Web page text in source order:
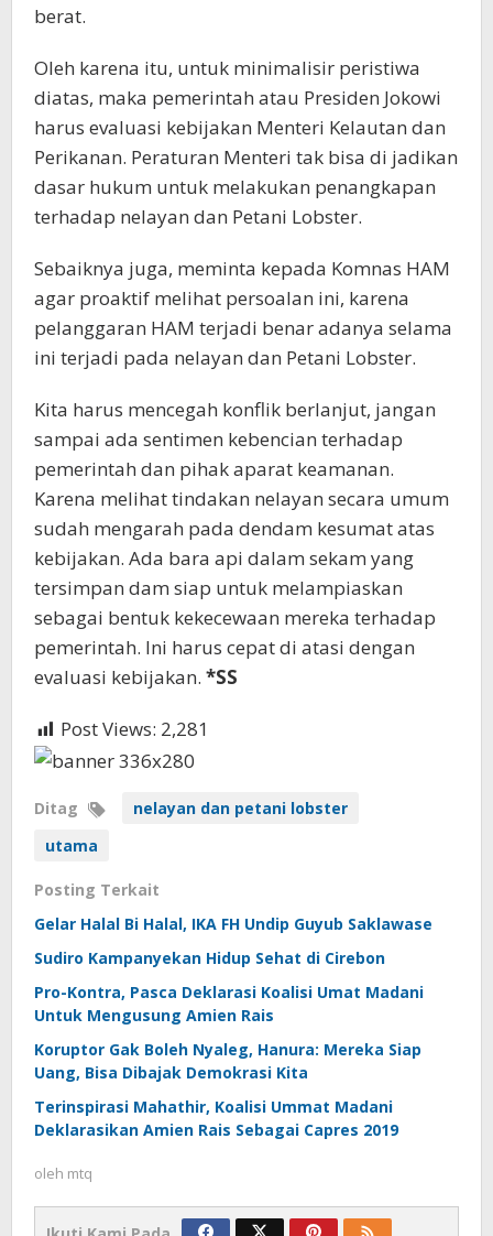
berat.
Oleh karena itu, untuk minimalisir peristiwa
diatas, maka pemerintah atau Presiden Jokowi
harus evaluasi kebijakan Menteri Kelautan dan
Perikanan. Peraturan Menteri tak bisa di jadikan
dasar hukum untuk melakukan penangkapan
terhadap nelayan dan Petani Lobster.
Sebaiknya juga, meminta kepada Komnas HAM
agar proaktif melihat persoalan ini, karena
pelanggaran HAM terjadi benar adanya selama
ini terjadi pada nelayan dan Petani Lobster.
Kita harus mencegah konflik berlanjut, jangan
sampai ada sentimen kebencian terhadap
pemerintah dan pihak aparat keamanan.
Karena melihat tindakan nelayan secara umum
sudah mengarah pada dendam kesumat atas
kebijakan. Ada bara api dalam sekam yang
tersimpan dam siap untuk melampiaskan
sebagai bentuk kekecewaan mereka terhadap
pemerintah. Ini harus cepat di atasi dengan
evaluasi kebijakan. *SS
Post Views: 2,281
Ditag
nelayan dan petani lobster
utama
Posting Terkait
Gelar Halal Bi Halal, IKA FH Undip Guyub Saklawase
Sudiro Kampanyekan Hidup Sehat di Cirebon
Pro-Kontra, Pasca Deklarasi Koalisi Umat Madani
Untuk Mengusung Amien Rais
Koruptor Gak Boleh Nyaleg, Hanura: Mereka Siap
Uang, Bisa Dibajak Demokrasi Kita
Terinspirasi Mahathir, Koalisi Ummat Madani
Deklarasikan Amien Rais Sebagai Capres 2019
oleh mtq